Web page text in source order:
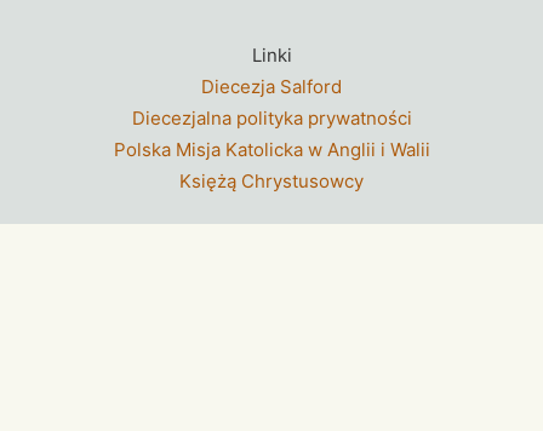
Linki
Diecezja Salford
Diecezjalna polityka prywatności
Polska Misja Katolicka w Anglii i Walii
Księżą Chrystusowcy